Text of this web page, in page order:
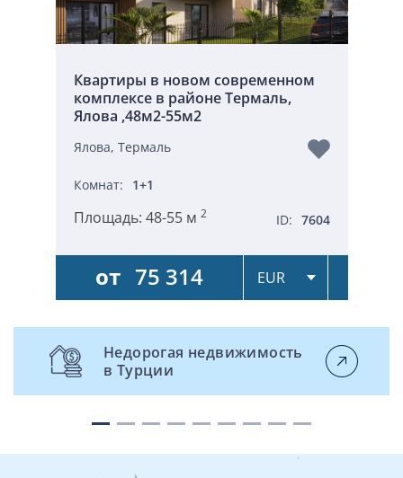
Квартиры в новом современном
комплексе в районе Термаль,
Ялова ,48м2-55м2
Ялова, Термаль
Комнат: 1+1
Площадь: 48-55 м 2 ID: 7604
от 75 314
Недорогая недвижимость
в Турции